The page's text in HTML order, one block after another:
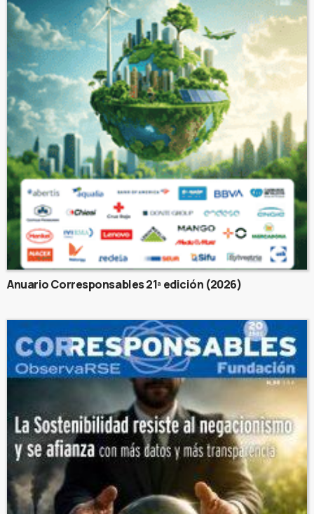
Anuario Corresponsables 21ª edición (2026)